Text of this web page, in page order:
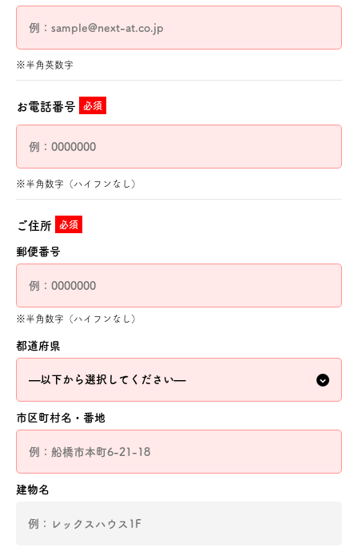
※半角英数字
お電話番号 必須
※半角数字（ハイフンなし）
ご住所 必須
郵便番号
※半角数字（ハイフンなし）
都道府県
市区町村名・番地
建物名